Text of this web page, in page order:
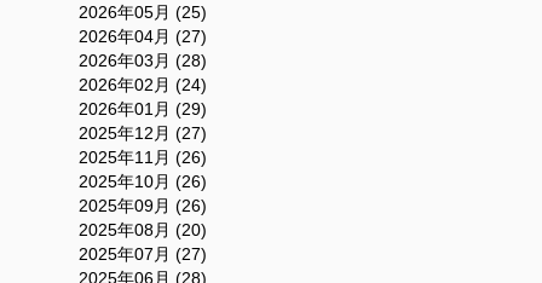
2026年05月 (25)
2026年04月 (27)
2026年03月 (28)
2026年02月 (24)
2026年01月 (29)
2025年12月 (27)
2025年11月 (26)
2025年10月 (26)
2025年09月 (26)
2025年08月 (20)
2025年07月 (27)
2025年06月 (28)